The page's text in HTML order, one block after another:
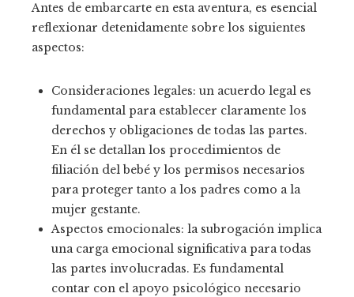
Antes de embarcarte en esta aventura, es esencial
reflexionar detenidamente sobre los siguientes
aspectos:
Consideraciones legales: un acuerdo legal es
fundamental para establecer claramente los
derechos y obligaciones de todas las partes.
En él se detallan los procedimientos de
filiación del bebé y los permisos necesarios
para proteger tanto a los padres como a la
mujer gestante.
Aspectos emocionales: la subrogación implica
una carga emocional significativa para todas
las partes involucradas. Es fundamental
contar con el apoyo psicológico necesario